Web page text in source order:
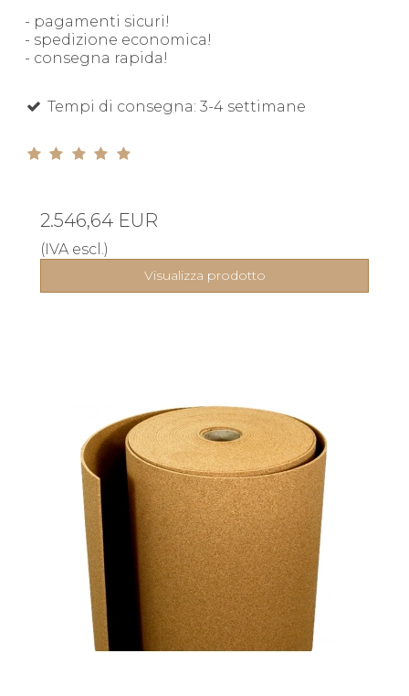
- pagamenti sicuri!
- spedizione economica!
- consegna rapida!
Tempi di consegna: 3-4 settimane
2.546,64 EUR
(IVA escl.)
Visualizza prodotto